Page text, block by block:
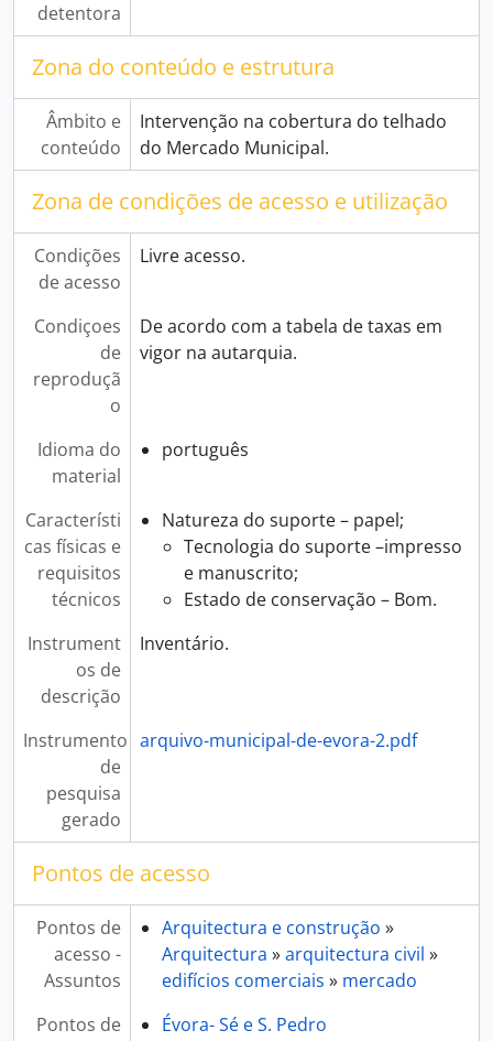
detentora
Zona do conteúdo e estrutura
Âmbito e
conteúdo
Intervenção na cobertura do telhado
do Mercado Municipal.
Zona de condições de acesso e utilização
Condições
de acesso
Livre acesso.
Condiçoes
de
reproduçã
o
De acordo com a tabela de taxas em
vigor na autarquia.
Idioma do
material
português
Característi
cas físicas e
requisitos
técnicos
Natureza do suporte – papel;
Tecnologia do suporte –impresso
e manuscrito;
Estado de conservação – Bom.
Instrument
os de
descrição
Inventário.
Instrumento
de
pesquisa
gerado
arquivo-municipal-de-evora-2.pdf
Pontos de acesso
Pontos de
acesso -
Assuntos
Arquitectura e construção »
Arquitectura »arquitectura civil »
edifícios comerciais » mercado
Pontos de
Évora- Sé e S. Pedro